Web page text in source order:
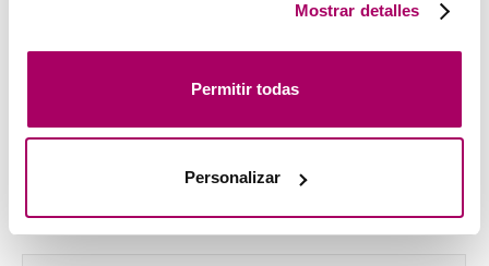
garantiza un nivel adecuado de protección de datos) para
tu navegación. Para más más información consulta
nuestraPolítica de Cookies.
Mostrar detalles
Permitir todas
Personalizar
Non classifié(e),Noticias Koolair